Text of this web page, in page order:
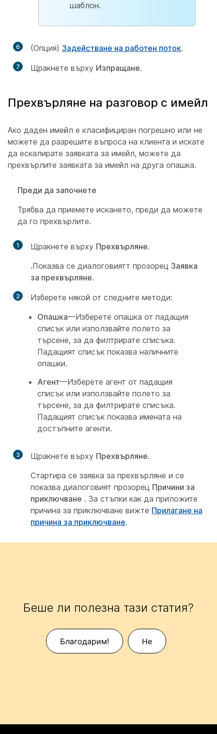
шаблон.
6 (Опция) Задействане на работен поток.
7 Щракнете върху Изпращане.
Прехвърляне на разговор с имейл
Ако даден имейл е класифициран погрешно или не
можете да разрешите въпроса на клиента и искате
да ескалирате заявката за имейл, можете да
прехвърлите заявката за имейл на друга опашка.
Преди да започнете
Трябва да приемете искането, преди да можете
да го прехвърлите.
1 Щракнете върху Прехвърляне.
.Показва се диалоговиятт прозорец Заявка
за прехвърляне.
2
Изберете някой от следните методи:
Опашка—Изберете опашка от падащия
списък или използвайте полето за
търсене, за да филтрирате списъка.
Падащият списък показва наличните
опашки.
Агент—Изберете агент от падащия
списък или използвайте полето за
търсене, за да филтрирате списъка.
Падащият списък показва имената на
достъпните агенти.
3 Щракнете върху Прехвърляне.
Стартира се заявка за прехвърляне и се
показва диалоговият прозорец Причини за
приключване . За стъпки как да приложите
причина за приключване вижте Прилагане на
причина за приключване.
Беше ли полезна тази статия?
Благодарим! Не